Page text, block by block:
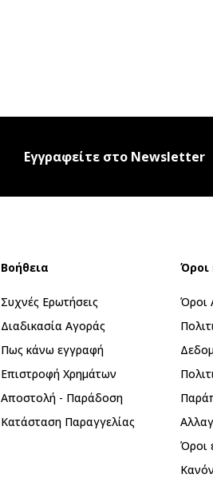
Εγγραφείτε στο Newsletter
Βοήθεια
Συχνές Ερωτήσεις
Διαδικασία Αγοράς
Πως κάνω εγγραφή
Επιστροφή Xρημάτων
Αποστολή - Παράδοση
Κατάσταση Παραγγελίας
Όροι
Όροι
Όροι